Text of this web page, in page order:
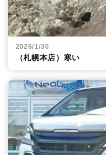
2026/1/30
（札幌本店）寒い